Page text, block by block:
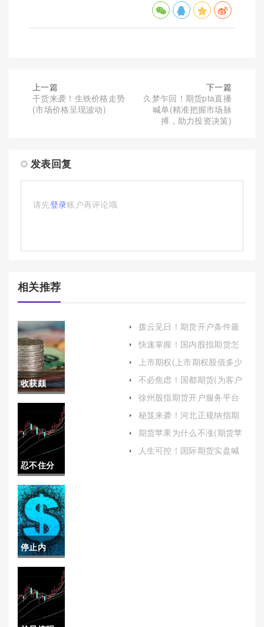
上一篇
干货来袭！生铁价格走势
(市场价格呈现波动)
下一篇
久梦乍回！期货pta直播
喊单(精准把握市场脉
搏，助力投资决策)
发表回复
请先登录账户再评论哦
相关推荐
收获颇
丰！股指
期货喊单
哪家好
（帮助投
资者做出
更明智的
选择）
忍不住分
享！期货
国内开户
手续费
（详解期
续费及其
影响因
停止内
耗！国内
期货商品
期货实盘
拨云见日！期货开户条件最
低多少（帮助读者全面了解
期货开户的门槛和要求）
快速掌握！国内股指期货怎
么交易（提供国内外多种金
融产品的实时行情和交易服
务）
上市期权(上市期权股值多少
不必焦虑！国都期货(为客户
提供更加优质的服务)
徐州股指期货开户服务平台
(徐州期货交易所)
秘笈来袭！河北正规纳指期
货开户(纳指期货什么时候开
盘)
期货苹果为什么不涨(期货苹
果为什么不涨价)
人生可控！国际期货实盘喊